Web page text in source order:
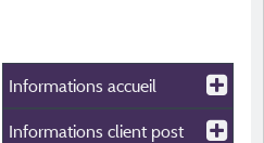
Informations accueil
Informations client post